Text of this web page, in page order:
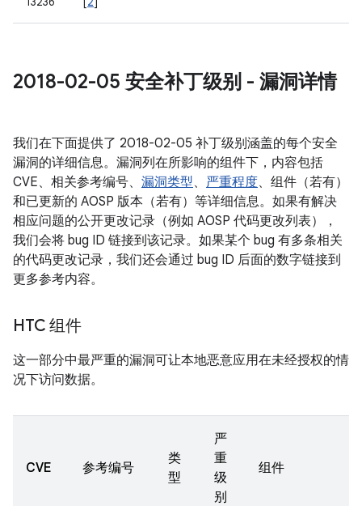
2018-02-05 安全补丁级别 - 漏洞详情
我们在下面提供了 2018-02-05 补丁级别涵盖的每个安全
漏洞的详细信息。漏洞列在所影响的组件下，内容包括
CVE、相关参考编号、 漏洞类型、 严重程度、组件（若有）
和已更新的 AOSP 版本（若有）等详细信息。如果有解决
相应问题的公开更改记录（例如 AOSP 代码更改列表），
我们会将 bug ID 链接到该记录。如果某个 bug 有多条相关
的代码更改记录，我们还会通过 bug ID 后面的数字链接到
更多参考内容。
HTC 组件
这一部分中最严重的漏洞可让本地恶意应用在未经授权的情
况下访问数据。
CVE 参考编号
类
型
严
重
级
别
组件